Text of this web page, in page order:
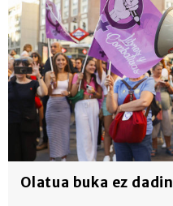
Olatua buka ez dadin